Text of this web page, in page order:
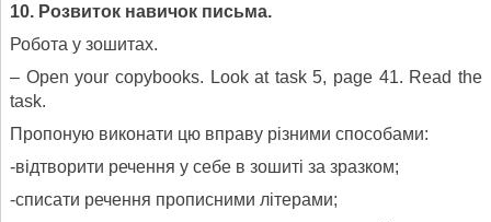
10. Розвиток навичок письма.
Робота у зошитах.
– Open your copybooks. Look at task 5, page 41. Read the
task.
Пропоную виконати цю вправу різними способами:
-відтворити речення у себе в зошиті за зразком;
-списати речення прописними літерами;